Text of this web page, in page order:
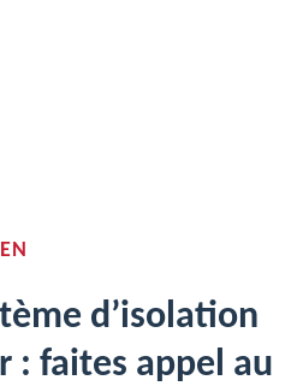
d’isolation
: faites appel au